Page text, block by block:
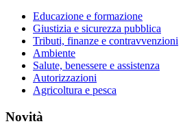
Educazione e formazione
Giustizia e sicurezza pubblica
Tributi, finanze e contravvenzioni
Ambiente
Salute, benessere e assistenza
Autorizzazioni
Agricoltura e pesca
Novità